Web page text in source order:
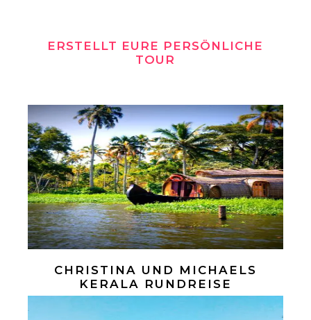
ERSTELLT EURE PERSÖNLICHE
TOUR
CHRISTINA UND MICHAELS
KERALA RUNDREISE